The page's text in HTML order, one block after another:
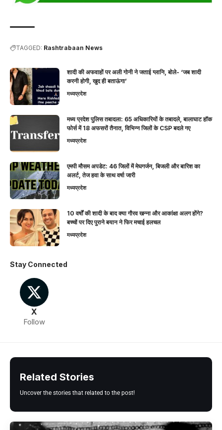
TAGGED: Rashtrabaan News
शादी की अफवाहों पर अली गोनी ने जताई ग्लानि, बोले- ‘जब शादी
करनी होगी, खुद ही बताऊंगा’
मध्यप्रदेश
मध्य प्रदेश पुलिस तबादला: 65 अधिकारियों के तबादले, बालाघाट हॉक
फोर्स में 18 अफसरों तैनात, विभिन्न जिलों के CSP बदले गए
मध्यप्रदेश
एमपी मौसम अपडेट: 46 जिलों में मेघगर्जन, बिजली और बारिश का
अलर्ट, तेज हवा के साथ वर्षा जारी
मध्यप्रदेश
10 वर्षों की शादी के बाद क्या गौरव खन्ना और आकांक्षा अलग होंगे?
बच्चों पर दिए पुराने बयान ने फिर मचाई हलचल
मध्यप्रदेश
Stay Connected
X
Follow
Related Stories
Uncover the stories that related to the post!